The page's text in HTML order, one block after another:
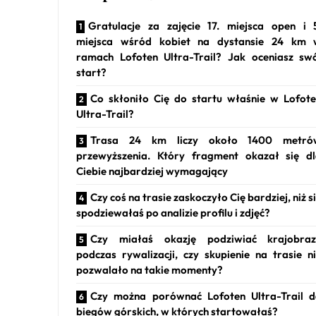
Gratulacje za zajęcie 17. miejsca open i
miejsca wśród kobiet na dystansie 24 km
ramach Lofoten Ultra-Trail? Jak oceniasz
start?
Co skłoniło Cię do startu właśnie w
Ultra-Trail?
Trasa 24 km liczy około 1400
przewyższenia. Który fragment okazał się
Ciebie najbardziej wymagający
Czy coś na trasie zaskoczyło Cię bardziej, niż
spodziewałaś po analizie profilu i zdjęć?
Czy miałaś okazję podziwiać
podczas rywalizacji, czy skupienie na trasie
pozwalało na takie momenty?
Czy można porównać Lofoten Ultra-Trail
biegów górskich, w których startowałaś?